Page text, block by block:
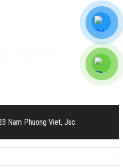
Nam Phuong Viet, Jsc